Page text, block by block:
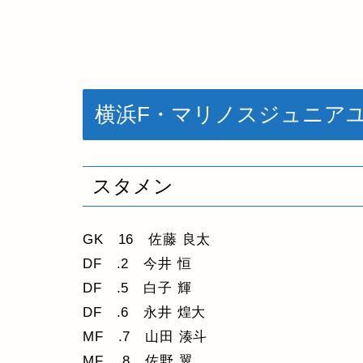
横浜F・マリノスジュニア
スタメン
GK 16 佐藤 良太
DF .2 今井 恒
DF .5 白子 輝
DF .6 永井 煌大
MF .7 山田 湊斗